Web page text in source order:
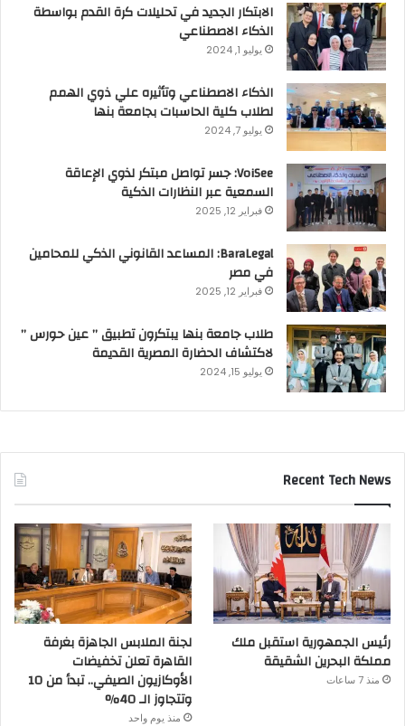
الابتكار الجديد في تحليلات كرة القدم بواسطة
الذكاء الاصطناعي
يوليو 1, 2024
الذكاء الاصطناعي وتأثيره علي ذوي الهمم
لطلاب كلية الحاسبات بجامعة بنها
يوليو 7, 2024
VoiSee: جسر تواصل مبتكر لذوي الإعاقة
السمعية عبر النظارات الذكية
فبراير 12, 2025
BaraLegal: المساعد القانوني الذكي للمحامين
في مصر
فبراير 12, 2025
طلاب جامعة بنها يبتكرون تطبيق ” عين حورس ”
لاكتشاف الحضارة المصرية القديمة
يوليو 15, 2024
Recent Tech News
رئيس الجمهورية استقبل ملك
مملكة البحرين الشقيقة
منذ 7 ساعات
لجنة الملابس الجاهزة بغرفة
القاهرة تعلن تخفيضات
الأوكازيون الصيفي.. تبدأ من 10
وتتجاوز الـ 40%
منذ يوم واحد